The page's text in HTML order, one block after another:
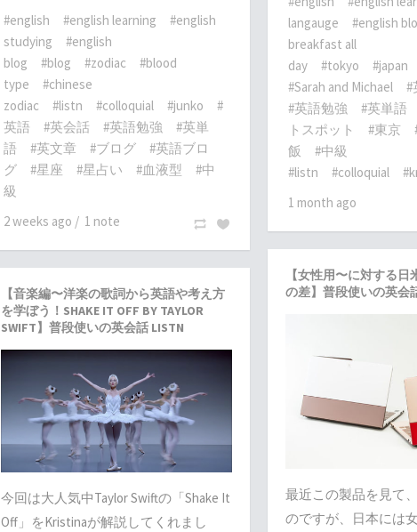
#english #english learning
#english
studying
#english
blog
#blog #zodiac
#blood
type
#chinese
zodiac
#listn #colloquial #junko
#
英語
#英会話 #英語勉強
#英単
語
#英文章 #ブログ
#英語ブロ
グ
#星座 #星占い #血液型
#中
級
2 weeks ago / 1 note
langauge
#english
breakfast all
day
#tokyo #japan
#Sarah and Michael
#
#英語勉強
#英単語
トスポット
#東京
飯
#中級
#listn
#colloquial
1 month ago
【女性用〜に対する
の差】普段使いの英会
最近この製品を見て
のですが、日本には
【音楽編〜洋楽の歌詞から英語や考え方
を学ぼう！SHAKE IT OFF BY TAYLOR
SWIFT】普段使いの英会話 LISTN
今回は大人気中Taylor Swiftの「Shake It
Off」をKristinaが解説してくれまし